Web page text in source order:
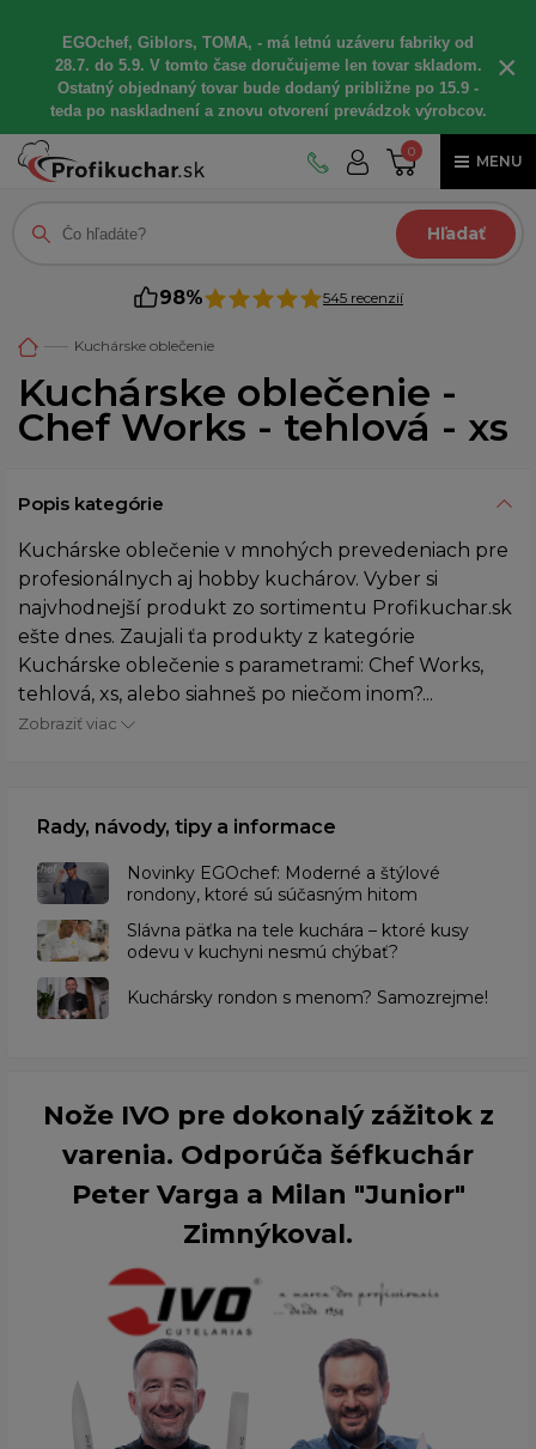
EGOchef, Giblors, TOMA, - má letnú uzáveru fabriky od
28.7. do 5.9. V tomto čase doručujeme len tovar skladom.
Ostatný objednaný tovar bude dodaný približne po 15.9 -
teda po naskladnení a znovu otvorení prevádzok výrobcov.
×
0
MENU
Hľadať
98% 545 recenzií
Kuchárske oblečenie
Kuchárske oblečenie -
Chef Works - tehlová - xs
Popis kategórie
Kuchárske oblečenie v mnohých prevedeniach pre
profesionálnych aj hobby kuchárov. Vyber si
najvhodnejší produkt zo sortimentu Profikuchar.sk
ešte dnes. Zaujali ťa produkty z kategórie
Kuchárske oblečenie s parametrami: Chef Works,
tehlová, xs, alebo siahneš po niečom inom?...
Zobraziť viac
Rady, návody, tipy a informace
Novinky EGOchef: Moderné a štýlové
rondony, ktoré sú súčasným hitom
Slávna päťka na tele kuchára – ktoré kusy
odevu v kuchyni nesmú chýbať?
Kuchársky rondon s menom? Samozrejme!
Nože IVO pre dokonalý zážitok z
varenia. Odporúča šéfkuchár
Peter Varga a Milan "Junior"
Zimnýkoval.